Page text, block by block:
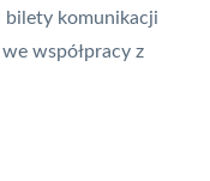
bilety komunikacji
współpracy z